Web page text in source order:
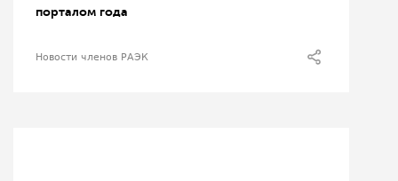
порталом года
Новости членов РАЭК